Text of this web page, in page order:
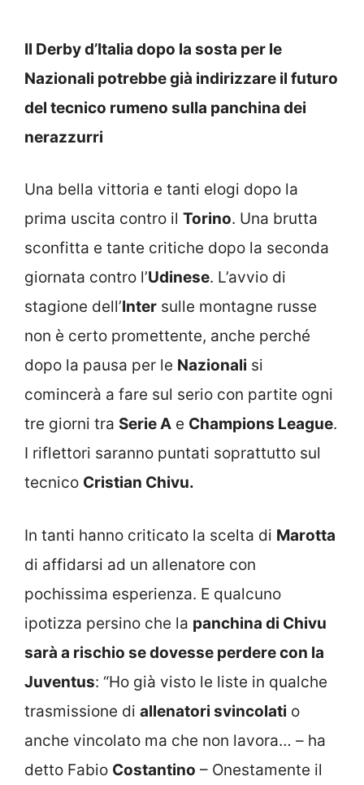
Il Derby d’Italia dopo la sosta per le
Nazionali potrebbe già indirizzare il futuro
del tecnico rumeno sulla panchina dei
nerazzurri
Una bella vittoria e tanti elogi dopo la
prima uscita contro il Torino. Una brutta
sconfitta e tante critiche dopo la seconda
giornata contro l’Udinese. L’avvio di
stagione dell’Inter sulle montagne russe
non è certo promettente, anche perché
dopo la pausa per le Nazionali si
comincerà a fare sul serio con partite ogni
tre giorni tra Serie A e Champions League.
I riflettori saranno puntati soprattutto sul
tecnico Cristian Chivu.
In tanti hanno criticato la scelta di Marotta
di affidarsi ad un allenatore con
pochissima esperienza. E qualcuno
ipotizza persino che la panchina di Chivu
sarà a rischio se dovesse perdere con la
Juventus: “Ho già visto le liste in qualche
trasmissione di allenatori svincolati o
anche vincolato ma che non lavora… – ha
detto Fabio Costantino – Onestamente il